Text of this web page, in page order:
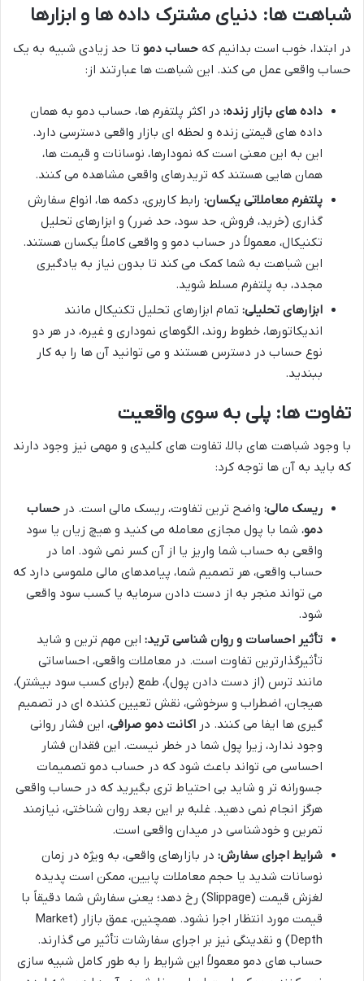
شباهت ها: دنیای مشترک داده ها و ابزارها
در ابتدا، خوب است بدانیم که حساب دمو تا حد زیادی شبیه به یک
حساب واقعی عمل می کند. این شباهت ها عبارتند از:
داده های بازار زنده: در اکثر پلتفرم ها، حساب دمو به همان
داده های قیمتی زنده و لحظه ای بازار واقعی دسترسی دارد.
این به این معنی است که نمودارها، نوسانات و قیمت ها،
همان هایی هستند که تریدرهای واقعی مشاهده می کنند.
پلتفرم معاملاتی یکسان: رابط کاربری، دکمه ها، انواع سفارش
گذاری (خرید، فروش، حد سود، حد ضرر) و ابزارهای تحلیل
تکنیکال، معمولاً در حساب دمو و واقعی کاملاً یکسان هستند.
این شباهت به شما کمک می کند تا بدون نیاز به یادگیری
مجدد، به پلتفرم مسلط شوید.
ابزارهای تحلیلی: تمام ابزارهای تحلیل تکنیکال مانند
اندیکاتورها، خطوط روند، الگوهای نموداری و غیره، در هر دو
نوع حساب در دسترس هستند و می توانید آن ها را به کار
ببندید.
تفاوت ها: پلی به سوی واقعیت
با وجود شباهت های بالا، تفاوت های کلیدی و مهمی نیز وجود دارند
که باید به آن ها توجه کرد:
ریسک مالی: واضح ترین تفاوت، ریسک مالی است. در حساب
دمو، شما با پول مجازی معامله می کنید و هیچ زیان یا سود
واقعی به حساب شما واریز یا از آن کسر نمی شود. اما در
حساب واقعی، هر تصمیم شما، پیامدهای مالی ملموسی دارد که
می تواند منجر به از دست دادن سرمایه یا کسب سود واقعی
شود.
تأثیر احساسات و روان شناسی ترید: این مهم ترین و شاید
تأثیرگذارترین تفاوت است. در معاملات واقعی، احساساتی
مانند ترس (از دست دادن پول)، طمع (برای کسب سود بیشتر)،
هیجان، اضطراب و سرخوشی، نقش تعیین کننده ای در تصمیم
گیری ها ایفا می کنند. در اکانت دمو صرافی، این فشار روانی
وجود ندارد، زیرا پول شما در خطر نیست. این فقدان فشار
احساسی می تواند باعث شود که در حساب دمو تصمیمات
جسورانه تر و شاید بی احتیاط تری بگیرید که در حساب واقعی
هرگز انجام نمی دهید. غلبه بر این بعد روان شناختی، نیازمند
تمرین و خودشناسی در میدان واقعی است.
شرایط اجرای سفارش: در بازارهای واقعی، به ویژه در زمان
نوسانات شدید یا حجم معاملات پایین، ممکن است پدیده
لغزش قیمت (Slippage) رخ دهد؛ یعنی سفارش شما دقیقاً با
قیمت مورد انتظار اجرا نشود. همچنین، عمق بازار (Market
Depth) و نقدینگی نیز بر اجرای سفارشات تأثیر می گذارند.
حساب های دمو معمولاً این شرایط را به طور کامل شبیه سازی